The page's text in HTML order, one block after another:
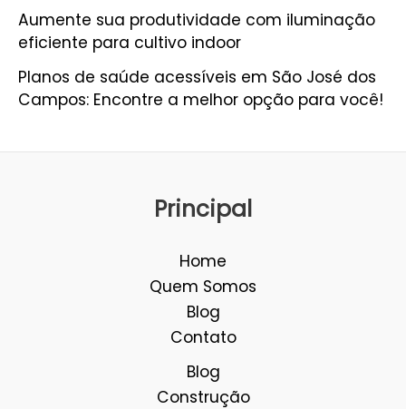
Aumente sua produtividade com iluminação
eficiente para cultivo indoor
Planos de saúde acessíveis em São José dos
Campos: Encontre a melhor opção para você!
Principal
Home
Quem Somos
Blog
Contato
Blog
Construção